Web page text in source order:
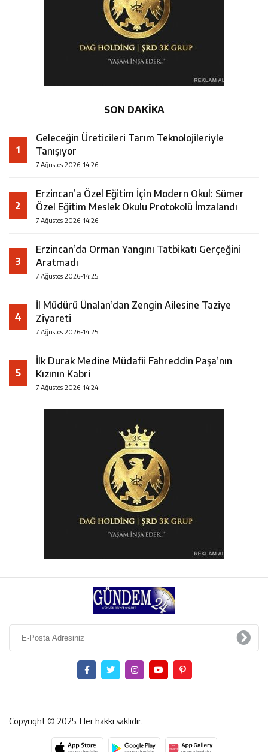
SON DAKİKA
1
Geleceğin Üreticileri Tarım Teknolojileriyle
Tanışıyor
7 Ağustos 2026-14:26
2
Erzincan’a Özel Eğitim İçin Modern Okul: Sümer
Özel Eğitim Meslek Okulu Protokolü İmzalandı
7 Ağustos 2026-14:26
3
Erzincan’da Orman Yangını Tatbikatı Gerçeğini
Aratmadı
7 Ağustos 2026-14:25
4
İl Müdürü Ünalan’dan Zengin Ailesine Taziye
Ziyareti
7 Ağustos 2026-14:25
5
İlk Durak Medine Müdafii Fahreddin Paşa’nın
Kızının Kabri
7 Ağustos 2026-14:24
Copyright © 2025. Her hakkı saklıdır.